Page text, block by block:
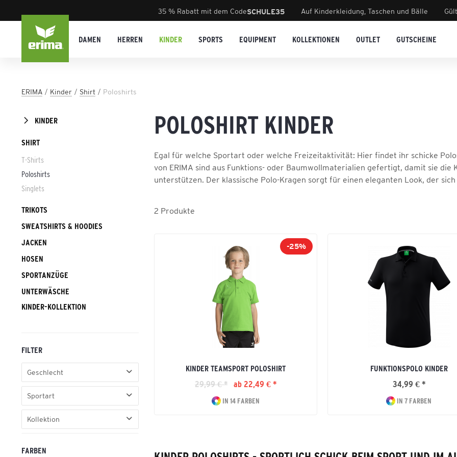
35 % Rabatt mit dem CodeSCHULE35 Auf Kinderkleidung, Taschen und Bälle
DAMEN HERREN KINDER SPORTS EQUIPMENT KOLLEKTIONEN OUTLET GUTSCHEINE
ERIMA Kinder Shirt Poloshirts
KINDER
SHIRT
T-Shirts
Poloshirts
Singlets
TRIKOTS
SWEATSHIRTS & HOODIES
JACKEN
HOSEN
SPORTANZÜGE
UNTERWÄSCHE
KINDER-KOLLEKTION
FILTER
Geschlecht
Sportart
Fußball
Tennis
Kollektion
FARBEN
POLOSHIRT KINDER
Egal für welche Sportart oder welche Freizeitaktivität: Hier findet ihr schicke
von ERIMA sind aus Funktions- oder Baumwollmaterialien gefertigt, damit sie
unterstützen. Der klassische Polo-Kragen sorgt für einen eleganten Look, der
2 Produkte
-25%
KINDER TEAMSPORT POLOSHIRT
29,99 € *
ab 22,49 € *
IN 14 FARBEN
FUNKTIONSPOLO KINDER
34,99 € *
IN 7 FARBEN